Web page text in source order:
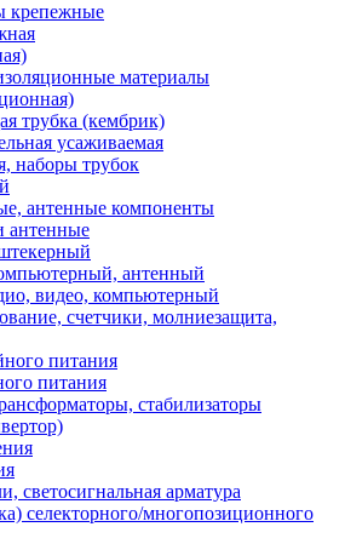
крепежные
материалы
трубка (кембрик)
усаживаемая
наборы трубок
антенные компоненты
антенные
антенный
видео, компьютерный
счетчики, молниезащита,
питания
питания
стабилизаторы
светосигнальная арматура
селекторного/многопозиционного